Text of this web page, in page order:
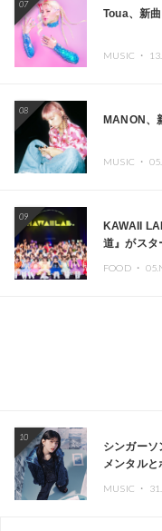
07
Toua、新
MUSIC ・
08
MANON、
MUSIC ・
09
KAWAII
道』がス
FOOD ・
10
シンガー
メンタル
MUSIC ・